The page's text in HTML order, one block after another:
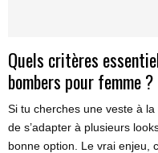
Quels critères
bombers pour femme ?
Si tu cherches une veste à
de s’adapter à plusieurs
bonne option. Le vrai enjeu,